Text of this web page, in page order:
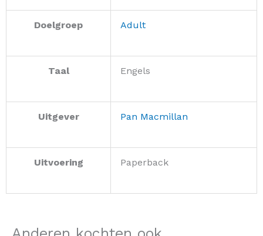
Doelgroep Adult
Taal Engels
Uitgever Pan Macmillan
Uitvoering Paperback